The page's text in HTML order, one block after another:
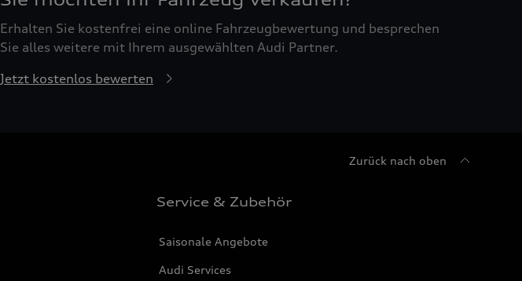
Erhalten Sie kostenfrei eine online Fahrzeugbewertung und besprechen
Sie alles weitere mit Ihrem ausgewählten Audi Partner.
Jetzt kostenlos bewerten
Zurück nach oben
Service & Zubehör
Saisonale Angebote
Audi Services